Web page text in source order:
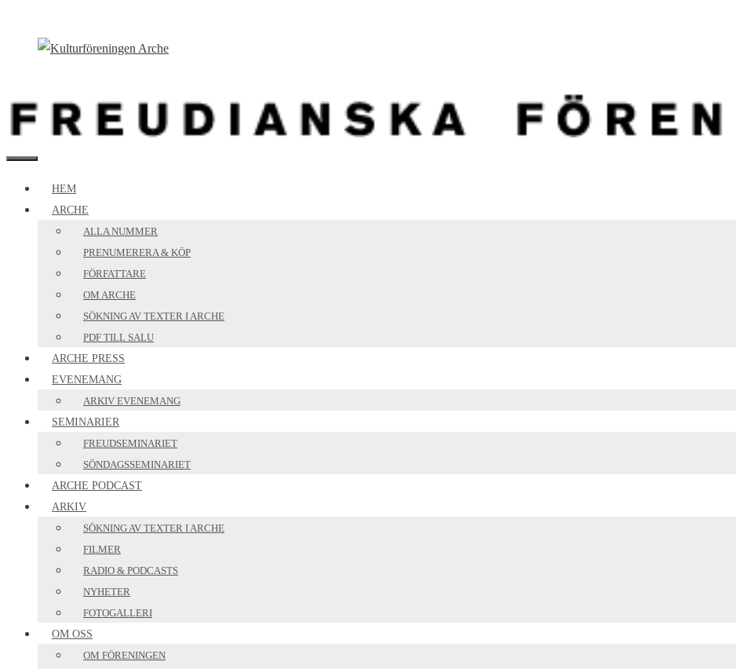
MENY
HEM
ARCHE
ALLA NUMMER
PRENUMERERA & KÖP
FÖRFATTARE
OM ARCHE
SÖKNING AV TEXTER I ARCHE
PDF TILL SALU
ARCHE PRESS
EVENEMANG
ARKIV EVENEMANG
SEMINARIER
FREUDSEMINARIET
SÖNDAGSSEMINARIET
ARCHE PODCAST
ARKIV
SÖKNING AV TEXTER I ARCHE
FILMER
RADIO & PODCASTS
NYHETER
FOTOGALLERI
OM OSS
OM FÖRENINGEN